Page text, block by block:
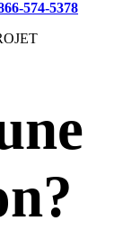
574-5378